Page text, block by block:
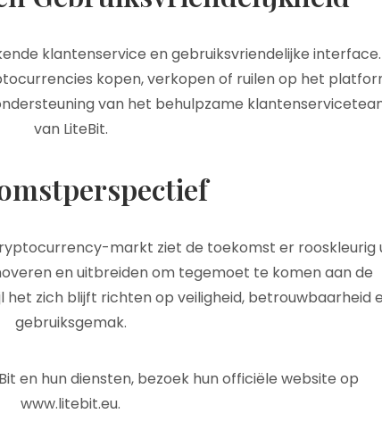
klantenservice en gebruiksvriendelijke interface.
kopen, verkopen of ruilen op het
van het behulpzame
van LiteBit.
markt ziet de toekomst er rooskleurig
en uitbreiden om tegemoet te komen aan de
het zich blijft richten op veiligheid, betrouwbaarheid
gebruiksgemak.
en hun diensten, bezoek hun officiële website op
www.litebit.eu.